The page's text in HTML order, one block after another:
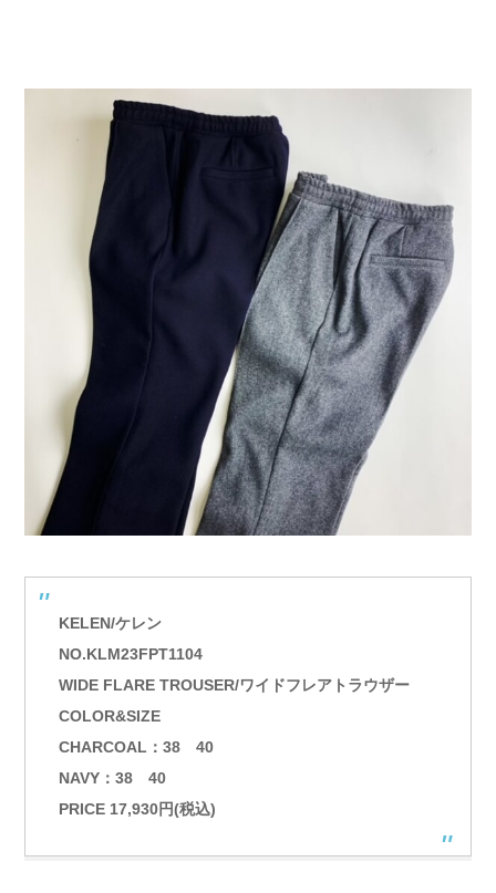
KELEN/ケレン
NO.KLM23FPT1104
WIDE FLARE TROUSER/ワイドフレアトラウザー
COLOR&SIZE
CHARCOAL：38 40
NAVY：38 40
PRICE 17,930円(税込)